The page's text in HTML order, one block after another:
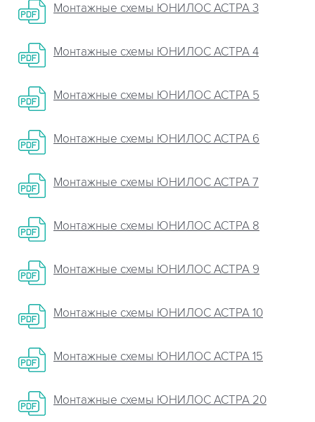
Монтажные схемы ЮНИЛОС АСТРА 3
Монтажные схемы ЮНИЛОС АСТРА 4
Монтажные схемы ЮНИЛОС АСТРА 5
Монтажные схемы ЮНИЛОС АСТРА 6
Монтажные схемы ЮНИЛОС АСТРА 7
Монтажные схемы ЮНИЛОС АСТРА 8
Монтажные схемы ЮНИЛОС АСТРА 9
Монтажные схемы ЮНИЛОС АСТРА 10
Монтажные схемы ЮНИЛОС АСТРА 15
Монтажные схемы ЮНИЛОС АСТРА 20